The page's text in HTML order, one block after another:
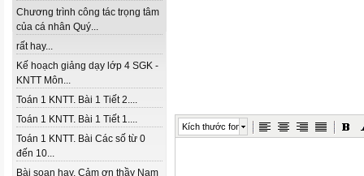
Chương trình công tác trọng tâm
của cá nhân Quý...
rất hay...
Kế hoạch giảng dạy lớp 4 SGK -
KNTT Môn...
Toán 1 KNTT. Bài 1 Tiết 2....
Toán 1 KNTT. Bài 1 Tiết 1....
Toán 1 KNTT. Bài Các số từ 0
đến 10...
Bài soạn hay. Cảm ơn thầy Nam
Kích thước font